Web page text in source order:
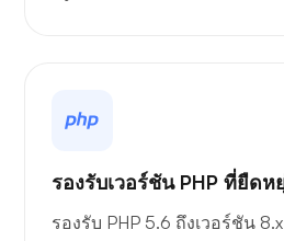
รองรับเวอร์ชัน PHP ที่ยืดห
รองรับ PHP 5.6 ถึงเวอร์ชัน